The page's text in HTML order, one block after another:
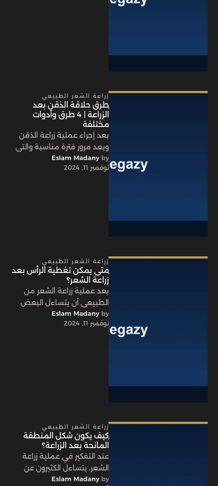
زراعة الشعر الطبيعي
طرق حلاقة الذقن بعد
الزراعة | 4 طرق وأدوات
مختلفة
بعد إجراء عملية زراعة الذقن
وبعد مرور فترة مناسبة والتي
سنتعرف عليها في شريف
كلينك، تحتاج الذقن إلى …
by
Eslam Madany
نوفمبر 11, 2024
زراعة الشعر الطبيعي
متى يمكن تغطية الرأس بعد
زراعة الشعر؟
بعد عملية زراعة الشعر من
الطبيعي أن يتساءل البعض
عن إمكانية تغطية الرأس بعد
زراعة الشعر خاصة إذا …
by
Eslam Madany
نوفمبر 11, 2024
زراعة الشعر الطبيعي
كيف يكون شكل المنطقة
المانحة بعد الزراعة؟
عند التفكير في عملية زراعة
الشعر، يتساءل الكثيرون عن
كيف سيكون شكل المنطقة
by
Eslam Madany